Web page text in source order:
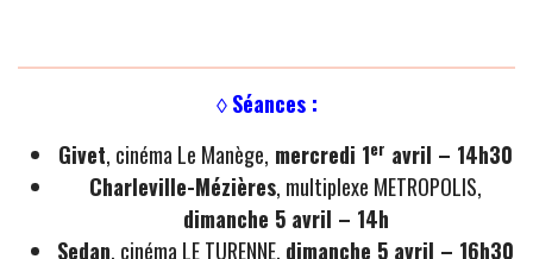
◊Séances :
Givet, cinéma Le Manège, mercredi 1er avril – 14h30
Charleville-Mézières, multiplexe METROPOLIS,
dimanche 5 avril – 14h
Sedan, cinéma LE TURENNE, dimanche 5 avril – 16h30